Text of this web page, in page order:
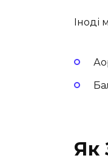
Іноді
Як